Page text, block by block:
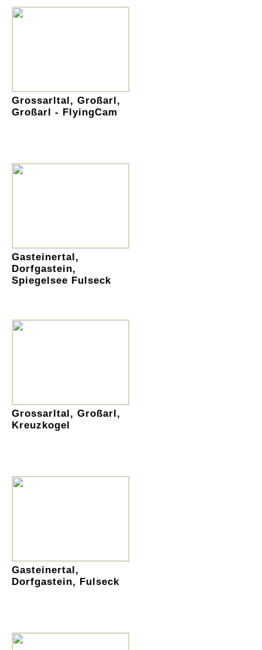
Grossarltal, Großarl,
Großarl - FlyingCam
Gasteinertal,
Dorfgastein,
Spiegelsee Fulseck
Grossarltal, Großarl,
Kreuzkogel
Gasteinertal,
Dorfgastein, Fulseck